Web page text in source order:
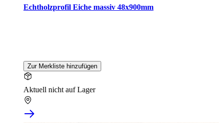
Echtholzprofil Eiche massiv 48x900mm
Zur Merkliste hinzufügen
Aktuell nicht auf Lager